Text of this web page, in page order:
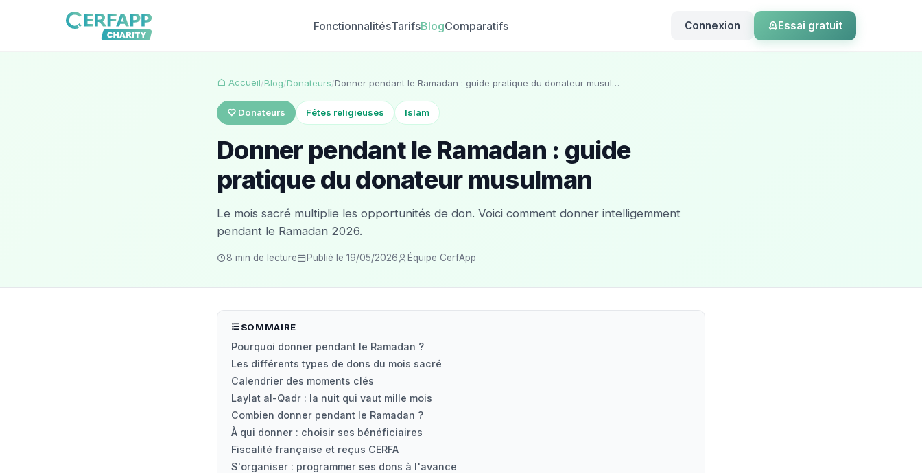
FonctionnalitésTarifsBlogComparatifs Connexion Essai gratuit
Accueil/Blog/Donateurs/Donner pendant le Ramadan : guide pratique du donateur musul…
Donateurs Fêtes religieuses Islam
Donner pendant le Ramadan : guide
pratique du donateur musulman
Le mois sacré multiplie les opportunités de don. Voici comment donner intelligemment
pendant le Ramadan 2026.
8 min de lecture Publié le 19/05/2026 Équipe CerfApp
SOMMAIRE
Pourquoi donner pendant le Ramadan ?
Les différents types de dons du mois sacré
Calendrier des moments clés
Laylat al-Qadr : la nuit qui vaut mille mois
Combien donner pendant le Ramadan ?
À qui donner : choisir ses bénéficiaires
Fiscalité française et reçus CERFA
S'organiser : programmer ses dons à l'avance